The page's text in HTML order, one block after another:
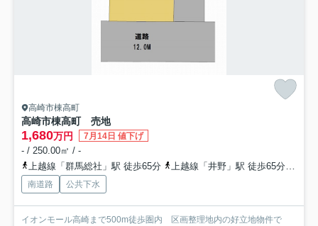
高崎市棟高町
高崎市棟高町 売地
1,680万円 7月14日 値下げ
- / 250.00㎡ / -
上越線「群馬総社」駅 徒歩65分
上越線「井野」駅 徒歩65分
南道路 公共下水
イオンモール高崎まで500m徒歩圏内 区画整理地内の好立地物件で